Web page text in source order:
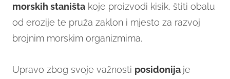
morskih staništa koje proizvodi kisik, štiti obalu
od erozije te pruža zaklon i mjesto za razvoj
brojnim morskim organizmima.
Upravo zbog svoje važnosti posidonija je